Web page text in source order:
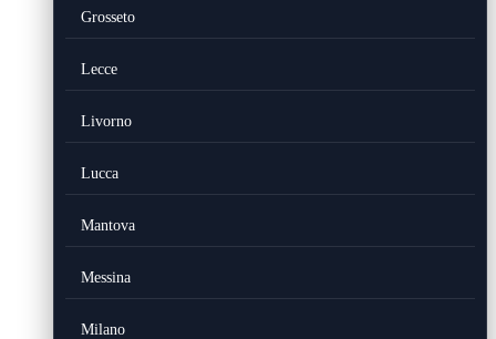
Grosseto
Lecce
Livorno
Lucca
Mantova
Messina
Milano